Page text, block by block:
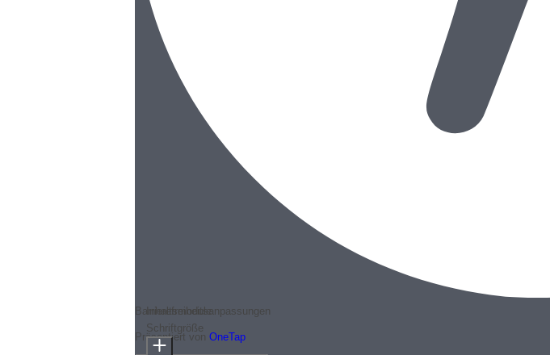
Barrierefreiheitsanpassungen
Präsentiert von OneTap
Inhaltsmodule
Schriftgröße